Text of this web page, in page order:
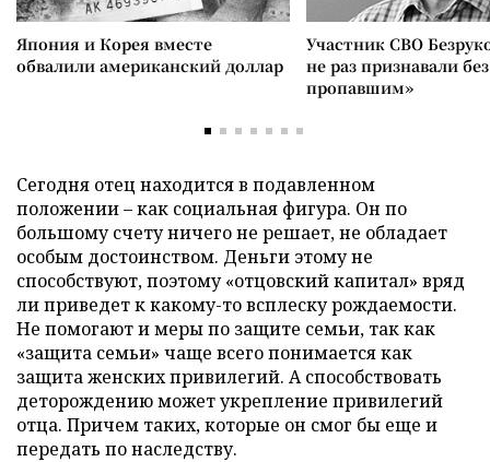
Япония и Корея вместе
обвалили американский доллар
Участник СВО
не раз признавали
пропавшим»
Сегодня отец находится в подавленном
положении – как социальная фигура. Он по
большому счету ничего не решает, не обладает
особым достоинством. Деньги этому не
способствуют, поэтому «отцовский капитал» вряд
ли приведет к какому-то всплеску рождаемости.
Не помогают и меры по защите семьи, так как
«защита семьи» чаще всего понимается как
защита женских привилегий. А способствовать
деторождению может укрепление привилегий
отца. Причем таких, которые он смог бы еще и
передать по наследству.